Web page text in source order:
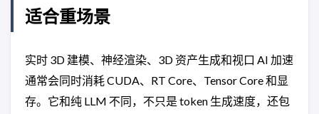
适合重场景
实时 3D 建模、神经渲染、3D 资产生成和视口 AI 加速
通常会同时消耗 CUDA、RT Core、Tensor Core 和显
存。它和纯 LLM 不同，不只是 token 生成速度，还包